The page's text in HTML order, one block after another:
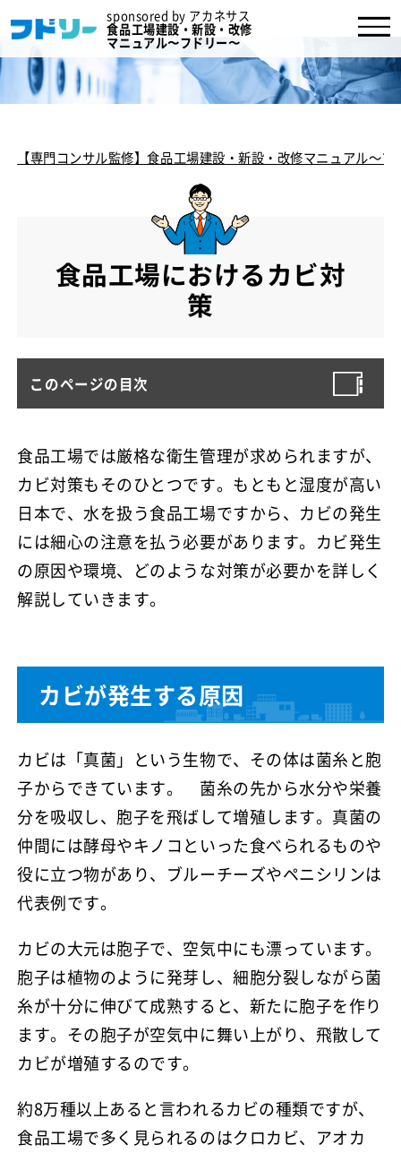
sponsored by アカネサス
食品工場建設・新設・改修
マニュアル〜フドリー〜
【専門コンサル監修】食品工場建設・新設・改修マニュアル～フ
食品工場におけるカビ対
策
このページの目次
食品工場では厳格な衛生管理が求められますが、
カビ対策もそのひとつです。もともと湿度が高い
日本で、水を扱う食品工場ですから、カビの発生
には細心の注意を払う必要があります。カビ発生
の原因や環境、どのような対策が必要かを詳しく
解説していきます。
カビが発生する原因
カビは「真菌」という生物で、その体は菌糸と胞
子からできています。 菌糸の先から水分や栄養
分を吸収し、胞子を飛ばして増殖します。真菌の
仲間には酵母やキノコといった食べられるものや
役に立つ物があり、ブルーチーズやペニシリンは
代表例です。
カビの大元は胞子で、空気中にも漂っています。
胞子は植物のように発芽し、細胞分裂しながら菌
糸が十分に伸びて成熟すると、新たに胞子を作り
ます。その胞子が空気中に舞い上がり、飛散して
カビが増殖するのです。
約8万種以上あると言われるカビの種類ですが、
食品工場で多く見られるのはクロカビ、アオカ